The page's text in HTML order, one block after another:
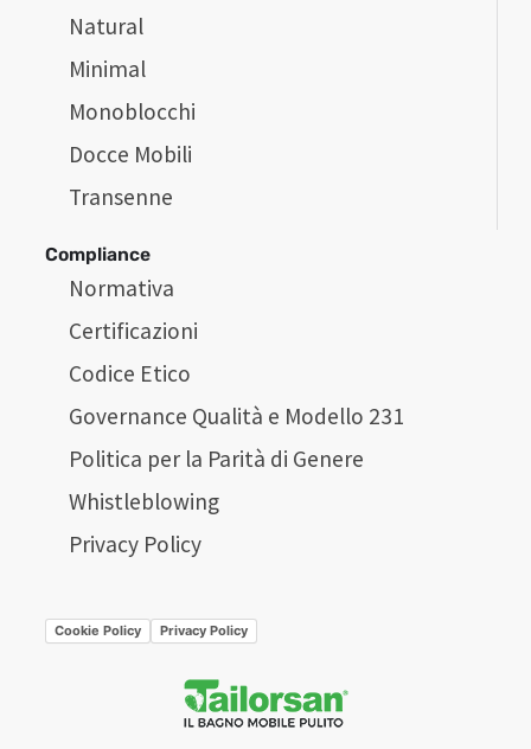
Natural
Minimal
Monoblocchi
Docce Mobili
Transenne
Compliance
Normativa
Certificazioni
Codice Etico
Governance Qualità e Modello 231
Politica per la Parità di Genere
Whistleblowing
Privacy Policy
Cookie Policy Privacy Policy